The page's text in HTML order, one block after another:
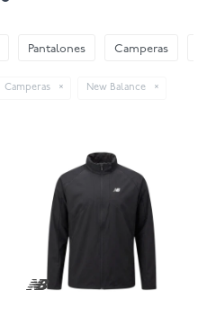
Pantalones Camperas
Camperas New Balance